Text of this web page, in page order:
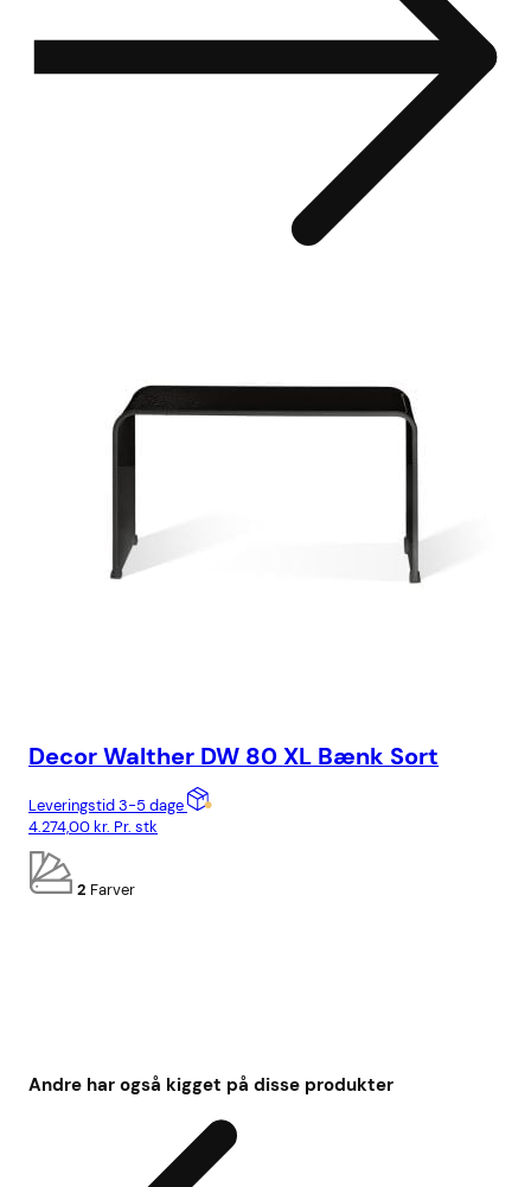
Decor Walther DW 80 XL Bænk Sort
Leveringstid 3-5 dage
4.274,00kr. Pr. stk
2 Farver
Andre har også kigget på disse produkter